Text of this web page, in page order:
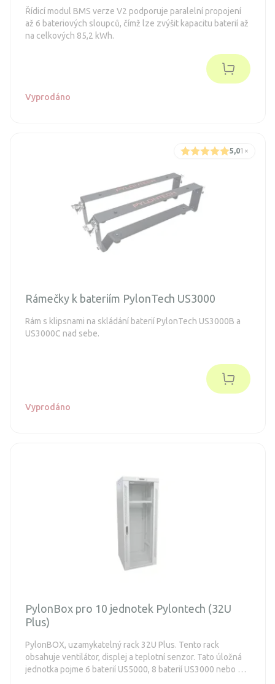
Řídicí modul BMS verze V2 podporuje paralelní propojení
až 6 bateriových sloupců, čímž lze zvýšit kapacitu baterií až
na celkových 85,2 kWh.
Vyprodáno
5,01 ×
Rámečky k bateriím PylonTech US3000
Rám s klipsnami na skládání baterií PylonTech US3000B a
US3000C nad sebe.
Vyprodáno
PylonBox pro 10 jednotek Pylontech (32U
Plus)
PylonBOX, uzamykatelný rack 32U Plus. Tento rack
obsahuje ventilátor, displej a teplotní senzor. Tato úložná
jednotka pojme 6 baterií US5000, 8 baterií US3000 nebo 10